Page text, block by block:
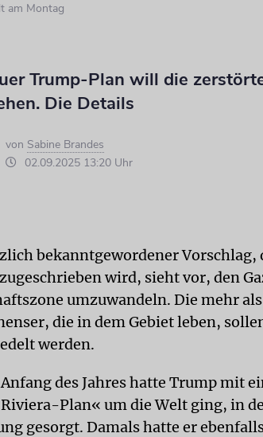
am Montag
Trump-Plan will die
Die Details
von Sabine Brandes
02.09.2025 13:20 Uhr
bekanntgewordener Vorschlag,
wird, sieht vor, den
umzuwandeln. Die mehr
die in dem Gebiet leben,
werden.
des Jahres hatte Trump mit
Plan« um die Welt ging, in
gesorgt. Damals hatte er